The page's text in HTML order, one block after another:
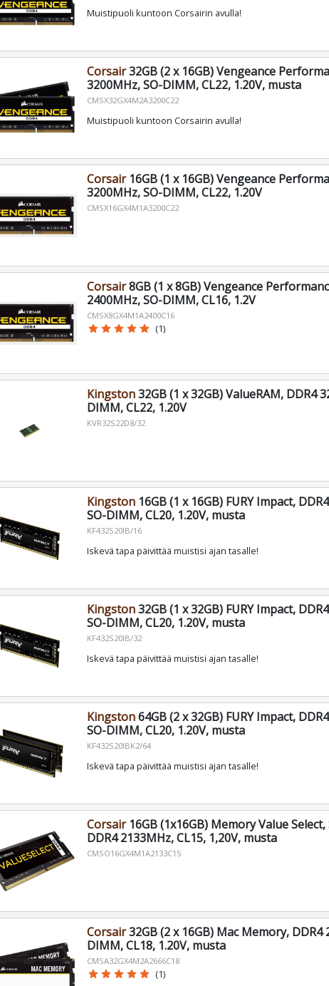
Muistipuoli kuntoon Corsairin avulla!
Corsair32GB (2 x 16GB) Vengeance
3200MHz, SO-DIMM, CL22, 1.20V, musta
CMSX32GX4M2A3200C22
Muistipuoli kuntoon Corsairin avulla!
Corsair16GB (1 x 16GB) Vengeance
3200MHz, SO-DIMM, CL22, 1.20V
CMSX16GX4M1A3200C22
Corsair8GB (1 x 8GB) Vengeance
2400MHz, SO-DIMM, CL16, 1.2V
CMSX8GX4M1A2400C16
star star star star star (1)
Kingston32GB (1 x 32GB) ValueRAM, DDR4
DIMM, CL22, 1.20V
KVR32S22D8/32
Kingston16GB (1 x 16GB) FURY Impact,
SO-DIMM, CL20, 1.20V, musta
KF432S20IB/16
Iskevä tapa päivittää muistisi ajan tasalle!
Kingston32GB (1 x 32GB) FURY Impact,
SO-DIMM, CL20, 1.20V, musta
KF432S20IB/32
Iskevä tapa päivittää muistisi ajan tasalle!
Kingston64GB (2 x 32GB) FURY Impact,
SO-DIMM, CL20, 1.20V, musta
KF432S20IBK2/64
Iskevä tapa päivittää muistisi ajan tasalle!
Corsair16GB (1x16GB) Memory Value
DDR4 2133MHz, CL15, 1,20V, musta
CMSO16GX4M1A2133C15
Corsair32GB (2 x 16GB) Mac Memory, DDR4
DIMM, CL18, 1.20V, musta
CMSA32GX4M2A2666C18
star star star star star (1)